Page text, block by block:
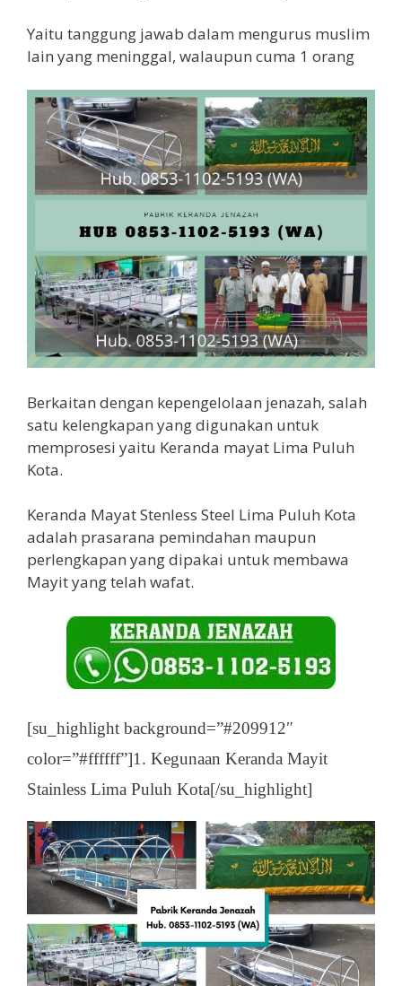
Yaitu tanggung jawab dalam mengurus muslim
lain yang meninggal, walaupun cuma 1 orang
Berkaitan dengan kepengelolaan jenazah, salah
satu kelengkapan yang digunakan untuk
memprosesi yaitu Keranda mayat Lima Puluh
Kota.
Keranda Mayat Stenless Steel Lima Puluh Kota
adalah prasarana pemindahan maupun
perlengkapan yang dipakai untuk membawa
Mayit yang telah wafat.
[su_highlight background=”#209912″
color=”#ffffff”]1. Kegunaan Keranda Mayit
Stainless Lima Puluh Kota[/su_highlight]